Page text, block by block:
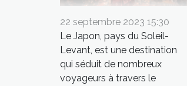
22 septembre 2023 15:30
Le Japon, pays du Soleil-
Levant, est une destination
qui séduit de nombreux
voyageurs à travers le